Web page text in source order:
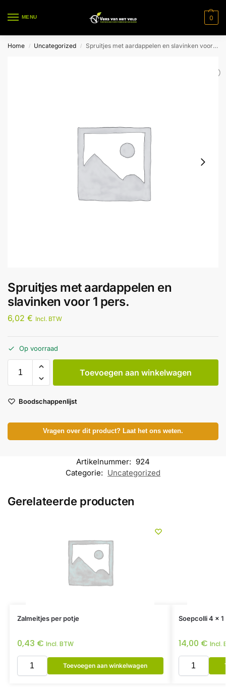
MENU 0
Home / Uncategorized / Spruitjes met aardappelen en slavinken voor 1 pers.
Spruitjes met aardappelen en
slavinken voor 1 pers.
6,02 € Incl. BTW
Op voorraad
Toevoegen aan winkelwagen
Boodschappenlijst
Vragen over dit product? Laat het ons weten.
Artikelnummer: 924
Categorie: Uncategorized
Gerelateerde producten
Zalmeitjes per potje
0,43 € Incl. BTW
Toevoegen aan winkelwagen
Soepcolli 4 x 1
14,00 € Incl.